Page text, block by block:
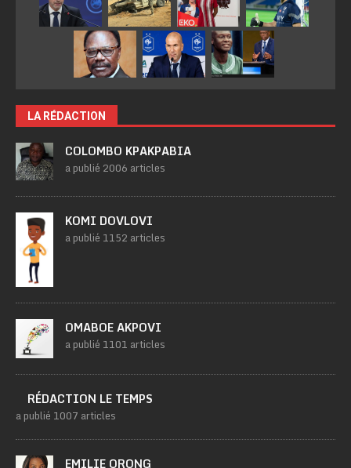
LA RÉDACTION
COLOMBO KPAKPABIA
a publié 2006 articles
KOMI DOVLOVI
a publié 1152 articles
OMABOE AKPOVI
a publié 1101 articles
RÉDACTION LE TEMPS
a publié 1007 articles
EMILIE ORONG